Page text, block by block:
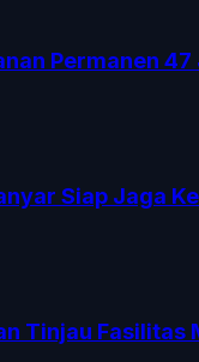
Permanen
Siap Jaga
Tinjau Fasilitas